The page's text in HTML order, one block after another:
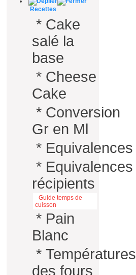
Recettes
* Cake
salé la
base
* Cheese
Cake
* Conversion
Gr en Ml
* Equivalences
* Equivalences
récipients
Guide temps de
cuisson
* Pain
Blanc
* Températures
des fours